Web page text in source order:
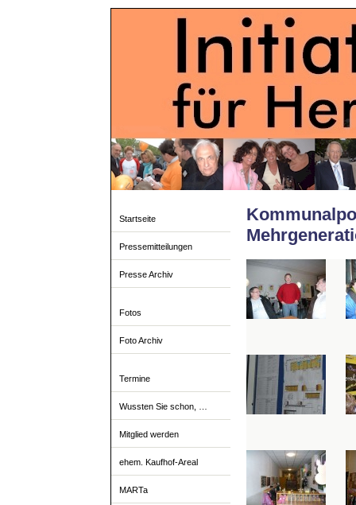
Startseite
Pressemitteilungen
Presse Archiv
Fotos
Foto Archiv
Termine
Wussten Sie schon, …
Mitglied werden
ehem. Kaufhof-Areal
MARTa